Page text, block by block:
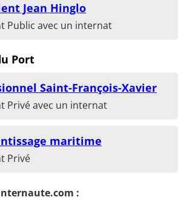
Jean Hinglo
Public avec un internat
Port
Saint-François-Xavier
Privé avec un internat
maritime
Privé
: